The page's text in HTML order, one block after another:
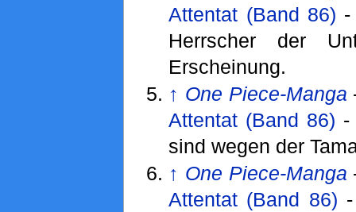
Attentat (Band 86)
Herrscher der
Erscheinung.
↑ One Piece-Manga
Attentat (Band 86)
sind wegen der
↑ One Piece-Manga
Attentat (Band 86)